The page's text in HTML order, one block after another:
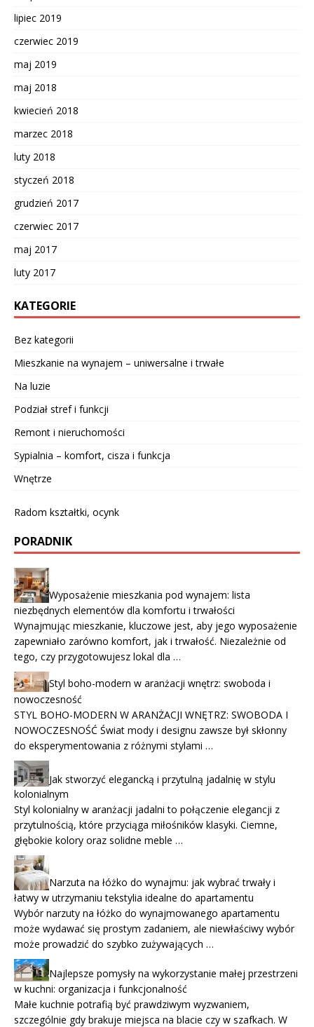
lipiec 2019
czerwiec 2019
maj 2019
maj 2018
kwiecień 2018
marzec 2018
luty 2018
styczeń 2018
grudzień 2017
czerwiec 2017
maj 2017
luty 2017
KATEGORIE
Bez kategorii
Mieszkanie na wynajem – uniwersalne i trwałe
Na luzie
Podział stref i funkcji
Remont i nieruchomości
Sypialnia – komfort, cisza i funkcja
Wnętrze
Radom kształtki, ocynk
PORADNIK
Wyposażenie mieszkania pod wynajem: lista
niezbędnych elementów dla komfortu i trwałości
Wynajmując mieszkanie, kluczowe jest, aby jego wyposażenie
zapewniało zarówno komfort, jak i trwałość. Niezależnie od
tego, czy przygotowujesz lokal dla …
Styl boho-modern w aranżacji wnętrz: swoboda i
nowoczesność
STYL BOHO-MODERN W ARANŻACJI WNĘTRZ: SWOBODA I
NOWOCZESNOŚĆ Świat mody i designu zawsze był skłonny
do eksperymentowania z różnymi stylami …
Jak stworzyć elegancką i przytulną jadalnię w stylu
kolonialnym
Styl kolonialny w aranżacji jadalni to połączenie elegancji z
przytulnością, które przyciąga miłośników klasyki. Ciemne,
głębokie kolory oraz solidne meble …
Narzuta na łóżko do wynajmu: jak wybrać trwały i
łatwy w utrzymaniu tekstylia idealne do apartamentu
Wybór narzuty na łóżko do wynajmowanego apartamentu
może wydawać się prostym zadaniem, ale niewłaściwy wybór
może prowadzić do szybko zużywających …
Najlepsze pomysły na wykorzystanie małej przestrzeni
w kuchni: organizacja i funkcjonalność
Małe kuchnie potrafią być prawdziwym wyzwaniem,
szczególnie gdy brakuje miejsca na blacie czy w szafkach. W